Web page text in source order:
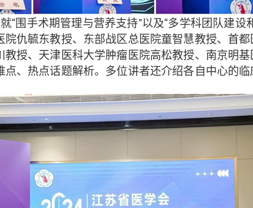
“围手术期管理与营养支持”以及“多学科团队建设
仇毓东教授、东部战区总医院童智慧教授、首
授、天津医科大学肿瘤医院高松教授、南京明
、热点话题解析。多位讲者还介绍各自中心的